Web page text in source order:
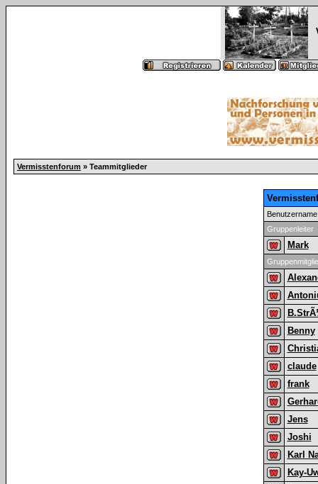
Vermisstenforum » Teammitglieder
Benutzername
Gruppenleiter
Mark
Benny
claude
frank
Jens
Joshi
Karl
Kay-